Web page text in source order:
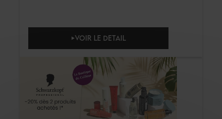
VOIR LE DETAIL